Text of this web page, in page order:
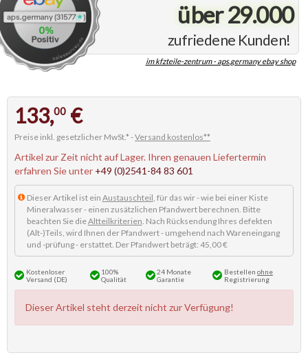
über 29.000
zufriedene Kunden!
im kfzteile-zentrum - aps.germany ebay shop
133,00 €
Preise inkl. gesetzlicher MwSt.* -Versand kostenlos**
Artikel zur Zeit nicht auf Lager. Ihren genauen Liefertermin
erfahren Sie unter +49 (0)2541-84 83 601
Dieser Artikel ist ein Austauschteil , für das wir - wie bei einer Kiste
Mineralwasser - einen zusätzlichen Pfandwert berechnen. Bitte
beachten Sie dieAltteilkriterien . Nach Rücksendung Ihres defekten
(Alt-)Teils, wird Ihnen der Pfandwert - umgehend nach Wareneingang
und -prüfung - erstattet. Der Pfandwert beträgt: 45,00 €
Kostenloser
Versand (DE)
100%
Qualität
24 Monate
Garantie
Bestellen ohne
Registrierung
Dieser Artikel steht derzeit nicht zur Verfügung!